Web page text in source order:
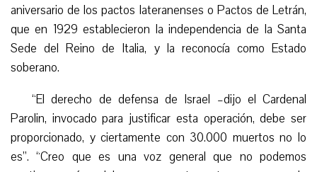
aniversario de los pactos lateranenses o Pactos de Letrán,
que en 1929 establecieron la independencia de la Santa
Sede del Reino de Italia, y la reconocía como Estado
soberano.
“El derecho de defensa de Israel –dijo el Cardenal
Parolin, invocado para justificar esta operación, debe ser
proporcionado, y ciertamente con 30.000 muertos no lo
es”. “Creo que es una voz general que no podemos